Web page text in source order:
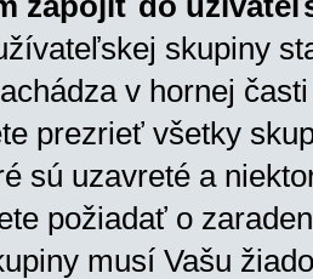
skupiny
v hornej
prezrieť všetky
sú uzavreté a
požiadať o
musí Vašu